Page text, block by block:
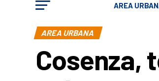
AREA
AREA URBANA
Cosenza,